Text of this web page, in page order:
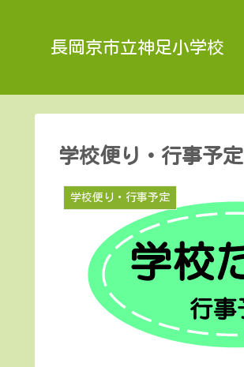
長岡京市立神足小学校
学校便り・行事予定
学校便り・行事予定